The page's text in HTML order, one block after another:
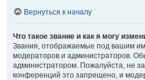
Вернуться к началу
Что такое звание и как я могу
Звания, отображаемые под вашим
модераторов и администраторов.
администратором. Пожалуйста, не
конференций это запрещено, и